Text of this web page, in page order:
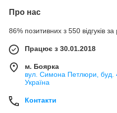
Про нас
86% позитивних з 550 відгуків за
Працює з 30.01.2018
м. Боярка
вул. Симона Петлюри, буд.
Україна
Контакти